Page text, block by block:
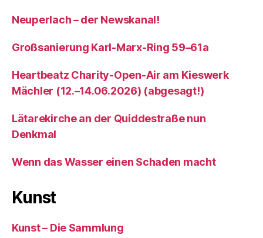
Neuperlach – der Newskanal!
Großsanierung Karl-Marx-Ring 59–61a
Heartbeatz Charity-Open-Air am Kieswerk
Mächler (12.–14.06.2026) (abgesagt!)
Lätarekirche an der Quiddestraße nun
Denkmal
Wenn das Wasser einen Schaden macht
Kunst
Kunst – Die Sammlung